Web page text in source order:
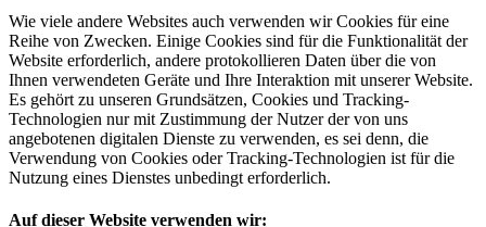
Wie viele andere Websites auch verwenden wir Cookies für eine
Reihe von Zwecken. Einige Cookies sind für die Funktionalität der
Website erforderlich, andere protokollieren Daten über die von
Ihnen verwendeten Geräte und Ihre Interaktion mit unserer Website.
Es gehört zu unseren Grundsätzen, Cookies und Tracking-
Technologien nur mit Zustimmung der Nutzer der von uns
angebotenen digitalen Dienste zu verwenden, es sei denn, die
Verwendung von Cookies oder Tracking-Technologien ist für die
Nutzung eines Dienstes unbedingt erforderlich.
Auf dieser Website verwenden wir: